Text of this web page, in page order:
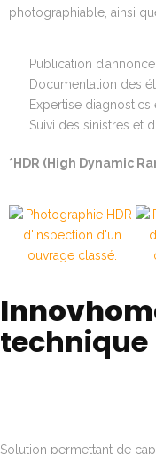
photographiable, ainsi
Publication
Documentation des
Expertise
Suivi des sinistres et
*HDR (High Dynamic
technique
Solution permettant de